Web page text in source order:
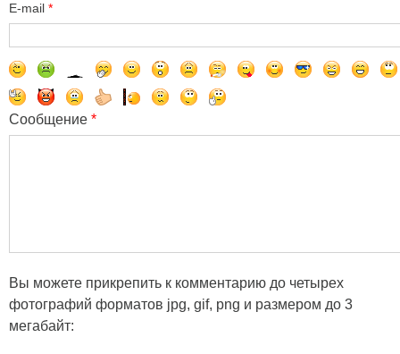
E-mail *
Сообщение *
Вы можете прикрепить к комментарию до четырех
фотографий форматов jpg, gif, png и размером до 3
мегабайт: